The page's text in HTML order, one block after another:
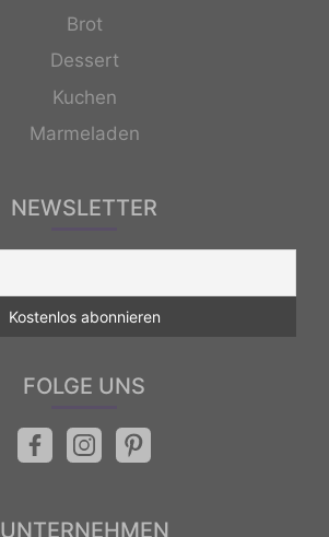
Brot
Dessert
Kuchen
Marmeladen
NEWSLETTER
FOLGE UNS
UNTERNEHMEN